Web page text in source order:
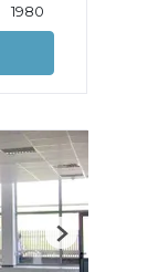
1980
Next